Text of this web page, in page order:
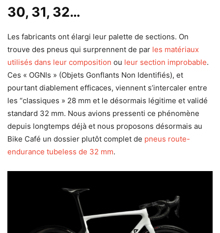
30, 31, 32…
Les fabricants ont élargi leur palette de sections. On
trouve des pneus qui surprennent de par les matériaux
utilisés dans leur composition ou leur section improbable.
Ces « OGNIs » (Objets Gonflants Non Identifiés), et
pourtant diablement efficaces, viennent s’intercaler entre
les “classiques » 28 mm et le désormais légitime et validé
standard 32 mm. Nous avions pressenti ce phénomène
depuis longtemps déjà et nous proposons désormais au
Bike Café un dossier plutôt complet de pneus route-
endurance tubeless de 32 mm.